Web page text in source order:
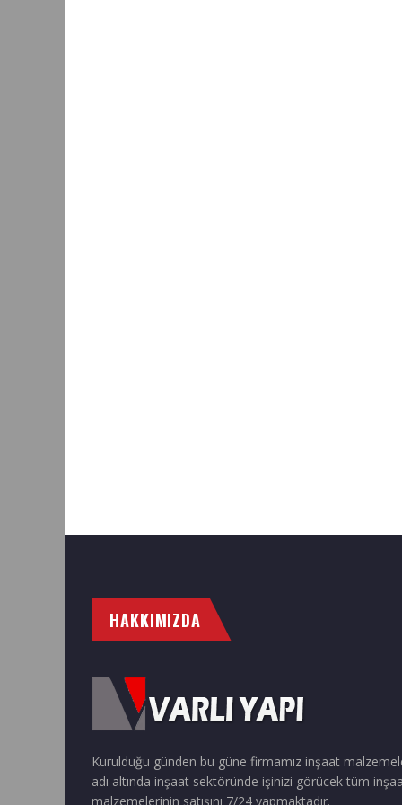
HAKKIMIZDA
Kurulduğu günden bu güne firmamız inşaat
adı altında inşaat sektöründe işinizi görücek tüm
malzemelerinin satışını 7/24 yapmaktadır.